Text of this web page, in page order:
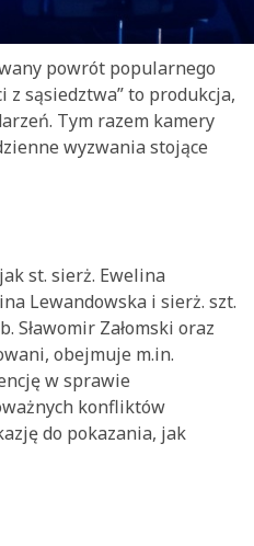
powrót popularnego
z sąsiedztwa” to produkcja,
Tym razem kamery
wyzwania stojące
st. sierż. Ewelina
Lewandowska i sierż. szt.
Sławomir Załomski oraz
obejmuje m.in.
w sprawie
konfliktów
do pokazania, jak